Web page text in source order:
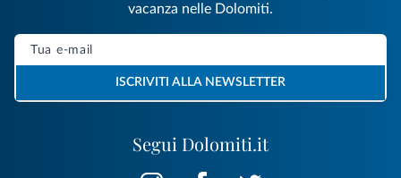
Segui Dolomiti.it
vacanza nelle Dolomiti.
ISCRIVITI ALLA NEWSLETTER